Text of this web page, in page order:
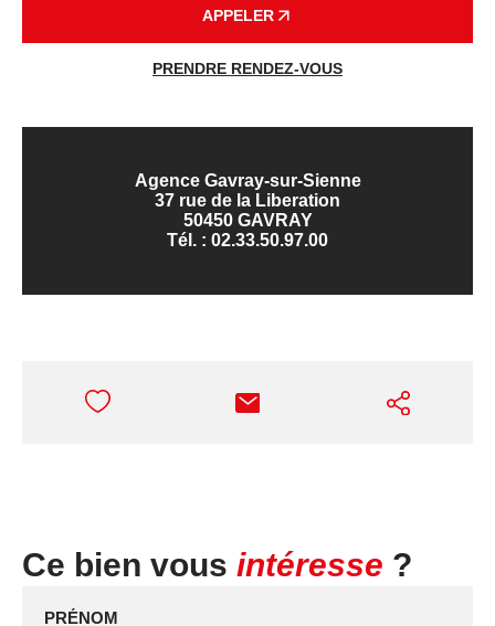
APPELER
PRENDRE RENDEZ-VOUS
Agence Gavray-sur-Sienne
37 rue de la Liberation
50450 GAVRAY
Tél. : 02.33.50.97.00
Ce bien vous intéresse ?